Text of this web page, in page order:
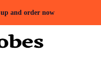
and order now